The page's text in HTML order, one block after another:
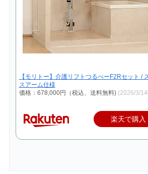
【モリトー】介護リフトつるべーF2Rセット /
スアーム仕様
価格：678,000円（税込、送料無料) (2026/3/
楽天で購入